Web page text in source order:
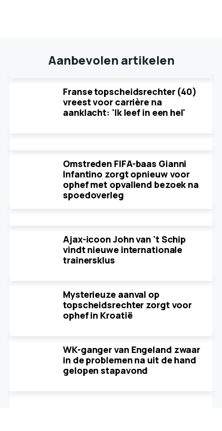
Aanbevolen artikelen
Franse topscheidsrechter (40)
vreest voor carrière na
aanklacht: 'Ik leef in een hel'
Omstreden FIFA-baas Gianni
Infantino zorgt opnieuw voor
ophef met opvallend bezoek na
spoedoverleg
Ajax-icoon John van 't Schip
vindt nieuwe internationale
trainersklus
Mysterieuze aanval op
topscheidsrechter zorgt voor
ophef in Kroatië
WK-ganger van Engeland zwaar
in de problemen na uit de hand
gelopen stapavond